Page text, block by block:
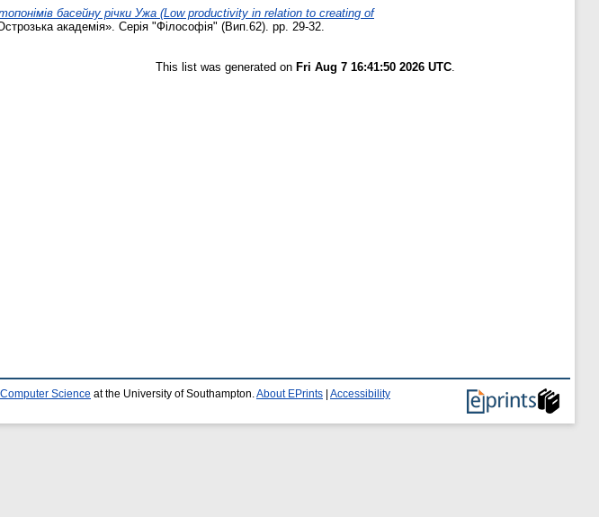
басейну річки Ужа (Low productivity in relation to creating of
академія». Серія "Філософія" (Вип.62). pp. 29-32.
This list was generated on Fri Aug 7 16:41:50 2026 UTC.
Science at the University of Southampton. About EPrints Accessibility